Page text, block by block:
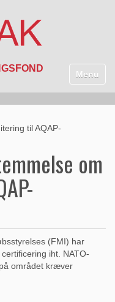
Toggle
om
(FMI) har
iht. NATO-
området kræver